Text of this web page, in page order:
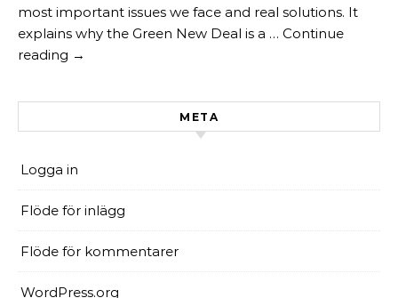
most important issues we face and real solutions. It
explains why the Green New Deal is a … Continue
reading →
META
Logga in
Flöde för inlägg
Flöde för kommentarer
WordPress.org